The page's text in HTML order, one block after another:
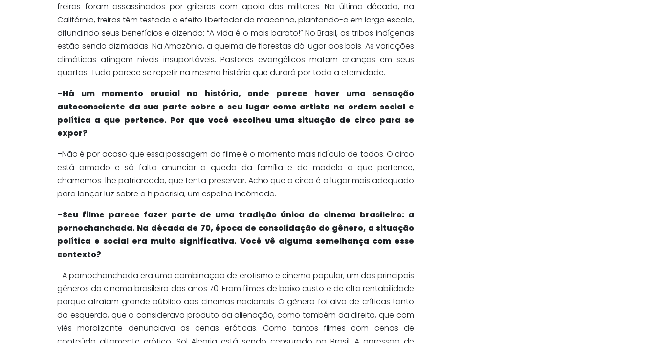
freiras foram assassinados por grileiros com apoio dos militares. Na última década, na
Califórnia, freiras têm testado o efeito libertador da maconha, plantando-a em larga escala,
difundindo seus benefícios e dizendo: “A vida é o mais barato!” No Brasil, as tribos indígenas
estão sendo dizimadas. Na Amazônia, a queima de florestas dá lugar aos bois. As variações
climáticas atingem níveis insuportáveis. Pastores evangélicos matam crianças em seus
quartos. Tudo parece se repetir na mesma história que durará por toda a eternidade.
–Há um momento crucial na história, onde parece haver uma sensação
autoconsciente da sua parte sobre o seu lugar como artista na ordem social e
política a que pertence. Por que você escolheu uma situação de circo para se
expor?
–Não é por acaso que essa passagem do filme é o momento mais ridículo de todos. O circo
está armado e só falta anunciar a queda da família e do modelo a que pertence,
chamemos-lhe patriarcado, que tenta preservar. Acho que o circo é o lugar mais adequado
para lançar luz sobre a hipocrisia, um espelho incômodo.
–Seu filme parece fazer parte de uma tradição única do cinema brasileiro: a
pornochanchada. Na década de 70, época de consolidação do gênero, a situação
política e social era muito significativa. Você vê alguma semelhança com esse
contexto?
–A pornochanchada era uma combinação de erotismo e cinema popular, um dos principais
gêneros do cinema brasileiro dos anos 70. Eram filmes de baixo custo e de alta rentabilidade
porque atraíam grande público aos cinemas nacionais. O gênero foi alvo de críticas tanto
da esquerda, que o considerava produto da alienação, como também da direita, que com
viés moralizante denunciava as cenas eróticas. Como tantos filmes com cenas de